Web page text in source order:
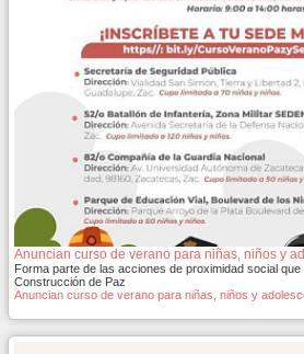
Anuncian curso de verano para niñas, niños y
Forma parte de las acciones de proximidad social
Construcción de Paz
Anuncian curso de verano para niñas, niños y